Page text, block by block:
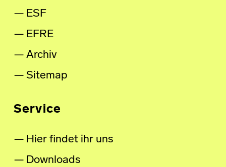
ESF
EFRE
Archiv
Sitemap
Service
Hier findet ihr uns
Downloads